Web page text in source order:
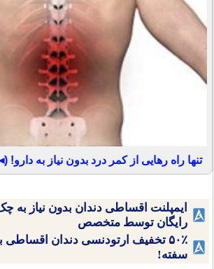
تنها راه رهایی از کمر درد بدون نیاز به
ایمپلنت اقساطی دندان بدون نیاز به
رایگان توسط متخصص
۵۰٪ تخفیف ارتودنسی دندان اقساطی
سفته!